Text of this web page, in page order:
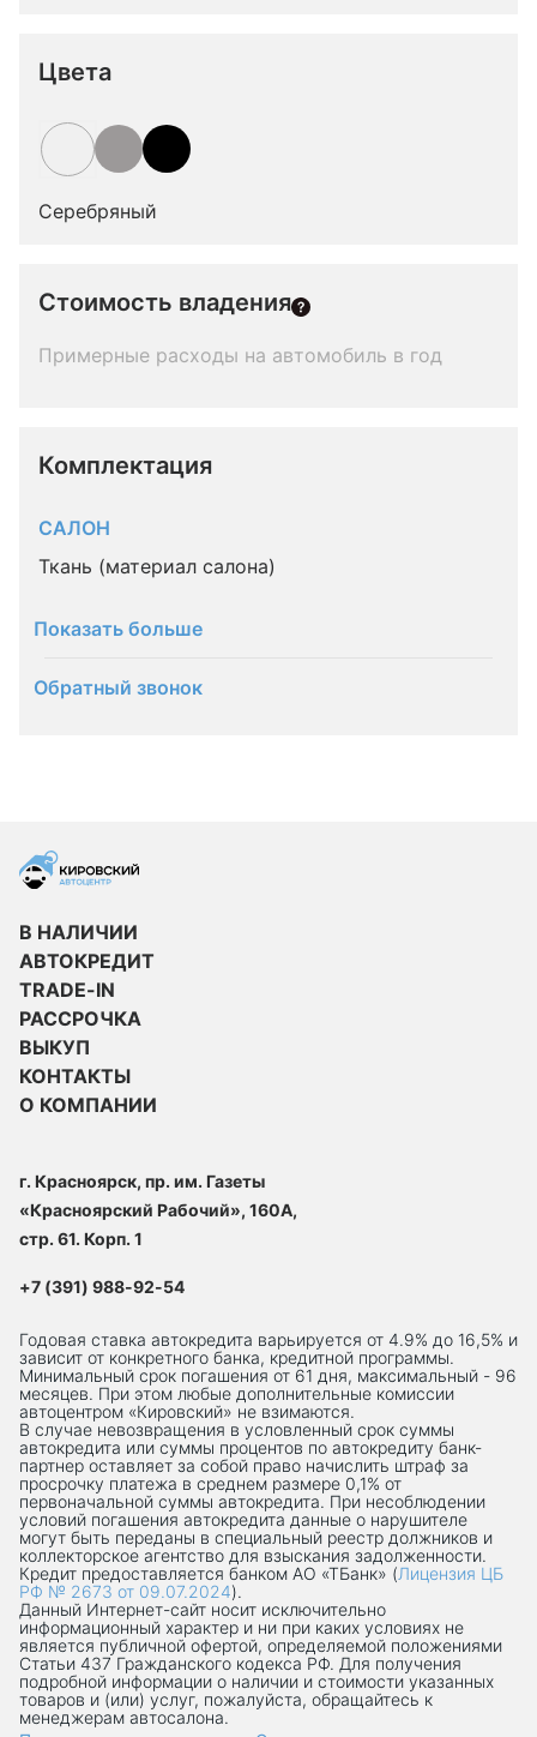
Цвета
Серебряный
Стоимость владения
Примерные расходы на автомобиль в год
Комплектация
САЛОН
Ткань (материал салона)
Показать больше
Обратный звонок
В НАЛИЧИИ
АВТОКРЕДИТ
TRADE-IN
РАССРОЧКА
ВЫКУП
КОНТАКТЫ
О КОМПАНИИ
г. Красноярск, пр. им. Газеты
«Красноярский Рабочий», 160А,
стр. 61. Корп. 1
+7 (391) 988-92-54
Годовая ставка автокредита варьируется от 4.9% до 16,5% и
зависит от конкретного банка, кредитной программы.
Минимальный срок погашения от 61 дня, максимальный - 96
месяцев. При этом любые дополнительные комиссии
автоцентром «Кировский» не взимаются.
В случае невозвращения в условленный срок суммы
автокредита или суммы процентов по автокредиту банк-
партнер оставляет за собой право начислить штраф за
просрочку платежа в среднем размере 0,1% от
первоначальной суммы автокредита. При несоблюдении
условий погашения автокредита данные о нарушителе
могут быть переданы в специальный реестр должников и
коллекторское агентство для взыскания задолженности.
Кредит предоставляется банком АО «ТБанк» (Лицензия ЦБ
РФ № 2673 от 09.07.2024).
Данный Интернет-сaйт носит исключительно
информационный характер и ни при каких условиях не
является публичной офертой, определяемой положениями
Статьи 437 Гражданского кодекса РФ. Для получения
подробной информации о наличии и стоимости указанных
товаров и (или) услуг, пожалуйста, обращайтесь к
менеджерам автосалона.